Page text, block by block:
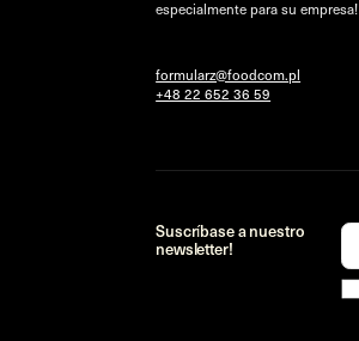
especialmente para su empresa!
formularz@foodcom.pl
+48 22 652 36 59
Suscríbase a nuestro
newsletter!